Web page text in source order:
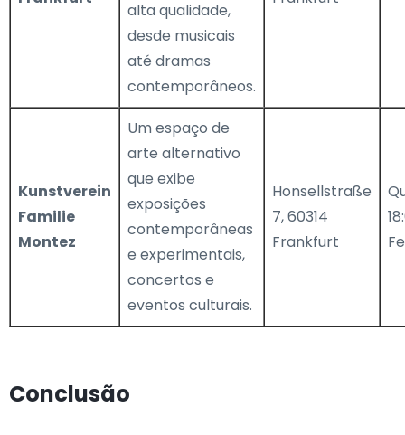
alta qualidade,
desde musicais
até dramas
contemporâneos.
Kunstverein
Familie
Montez
Um espaço de
arte alternativo
que exibe
exposições
contemporâneas
e experimentais,
concertos e
eventos culturais.
Honsellstraße
7, 60314
Frankfurt
Conclusão